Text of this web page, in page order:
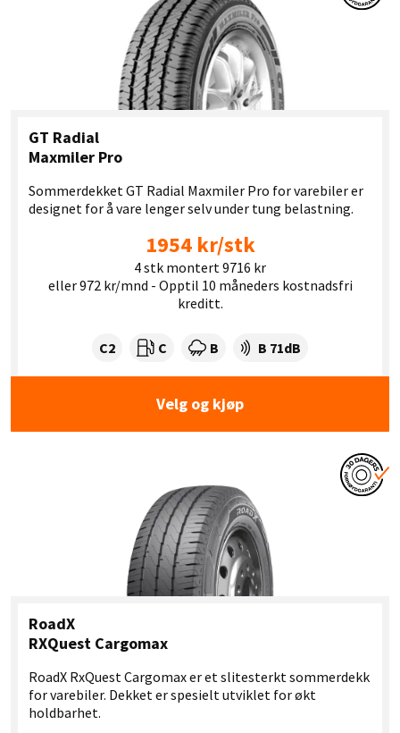
GT Radial
Maxmiler Pro
Sommerdekket GT Radial Maxmiler Pro for varebiler er
designet for å vare lenger selv under tung belastning.
1954 kr/stk
4 stk montert 9716 kr
eller 972 kr/mnd - Opptil 10 måneders kostnadsfri
kreditt.
Dekklasse:
C2 Drivstofforbruk:
C Våtgrep:
B Dekkstøy (dB):
B 71dB
Velg og kjøp
RoadX
RXQuest Cargomax
RoadX RxQuest Cargomax er et slitesterkt sommerdekk
for varebiler. Dekket er spesielt utviklet for økt
holdbarhet.